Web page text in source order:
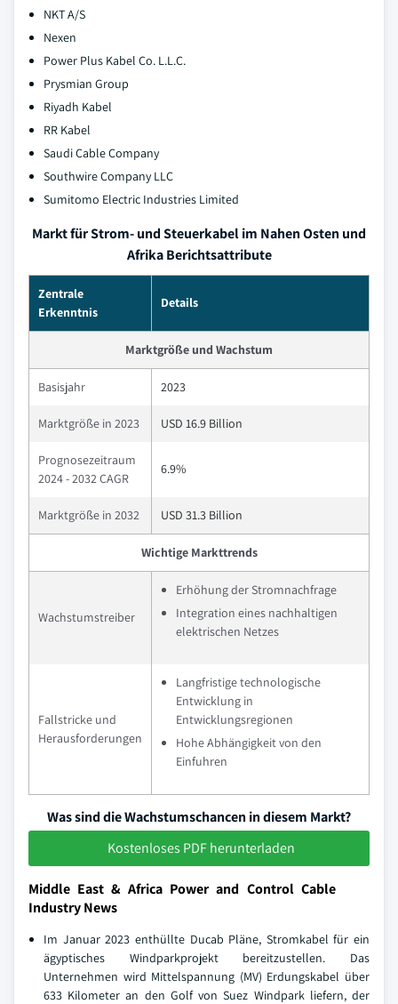
NKT A/S
Nexen
Power Plus Kabel Co. L.L.C.
Prysmian Group
Riyadh Kabel
RR Kabel
Saudi Cable Company
Southwire Company LLC
Sumitomo Electric Industries Limited
Markt für Strom- und Steuerkabel im Nahen Osten und
Afrika Berichtsattribute
Zentrale
Erkenntnis
Details
Marktgröße und Wachstum
Basisjahr 2023
Marktgröße in 2023 USD 16.9 Billion
Prognosezeitraum
2024 - 2032 CAGR
6.9%
Marktgröße in 2032 USD 31.3 Billion
Wichtige Markttrends
Wachstumstreiber
Erhöhung der Stromnachfrage
Integration eines nachhaltigen
elektrischen Netzes
Fallstricke und
Herausforderungen
Langfristige technologische
Entwicklung in
Entwicklungsregionen
Hohe Abhängigkeit von den
Einfuhren
Was sind die Wachstumschancen in diesem Markt?
Kostenloses PDF herunterladen
Middle East & Africa Power and Control Cable
Industry News
Im Januar 2023 enthüllte Ducab Pläne, Stromkabel für ein
ägyptisches Windparkprojekt bereitzustellen. Das
Unternehmen wird Mittelspannung (MV) Erdungskabel über
633 Kilometer an den Golf von Suez Windpark liefern, der